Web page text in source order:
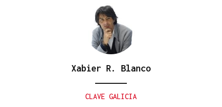
Xabier R. Blanco
CLAVE GALICIA